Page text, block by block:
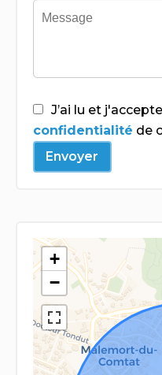
J’ai lu et
confidentialité de
Envoyer
+
−